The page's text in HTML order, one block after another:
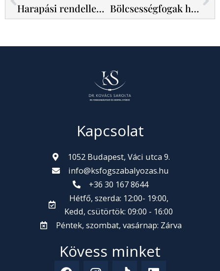
Harapási rendellenesség, mint civilizációs népbetegség – Interjú Dr. Kovács Saroltával Bölcsességfogak helyzete: bűnbak vagy csak mellékszereplő?
Kapcsolat
1052 Budapest, Váci utca 9.
info@ksfogszabalyozas.hu
+36 30 167 8644
Hétfő, szerda: 12:00- 19:00,
Kedd, csütörtök: 09:00 - 16:00
Péntek, szombat, vasárnap: Zárva
Kövess minket
F I T L